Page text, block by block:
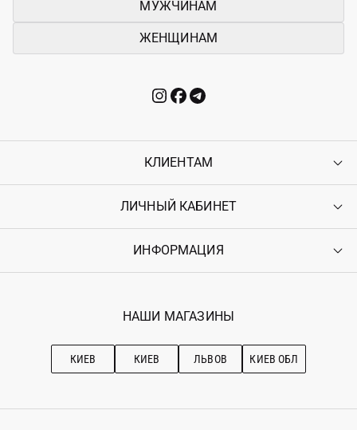
МУЖЧИНАМ
ЖЕНЩИНАМ
КЛИЕНТАМ
Контакты
Возврат
Гарантия
ЛИЧНЫЙ КАБИНЕТ
Войти
Ostriv Club+
ИНФОРМАЦИЯ
Наши магазини
Рекомендации по уходу
НАШИ МАГАЗИНЫ
КИЕВ КИЕВ ЛЬВОВ КИЕВ ОБЛ